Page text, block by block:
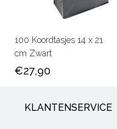
100 Koordtasjes 14 x 21
cm Zwart
€27,90
KLANTENSERVICE